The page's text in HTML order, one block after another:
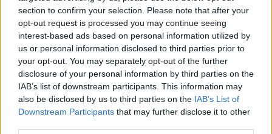
section to confirm your selection. Please note that after your
opt-out request is processed you may continue seeing
interest-based ads based on personal information utilized by
us or personal information disclosed to third parties prior to
your opt-out. You may separately opt-out of the further
disclosure of your personal information by third parties on the
IAB’s list of downstream participants. This information may
also be disclosed by us to third parties on the IAB’s List of
Downstream Participants that may further disclose it to other